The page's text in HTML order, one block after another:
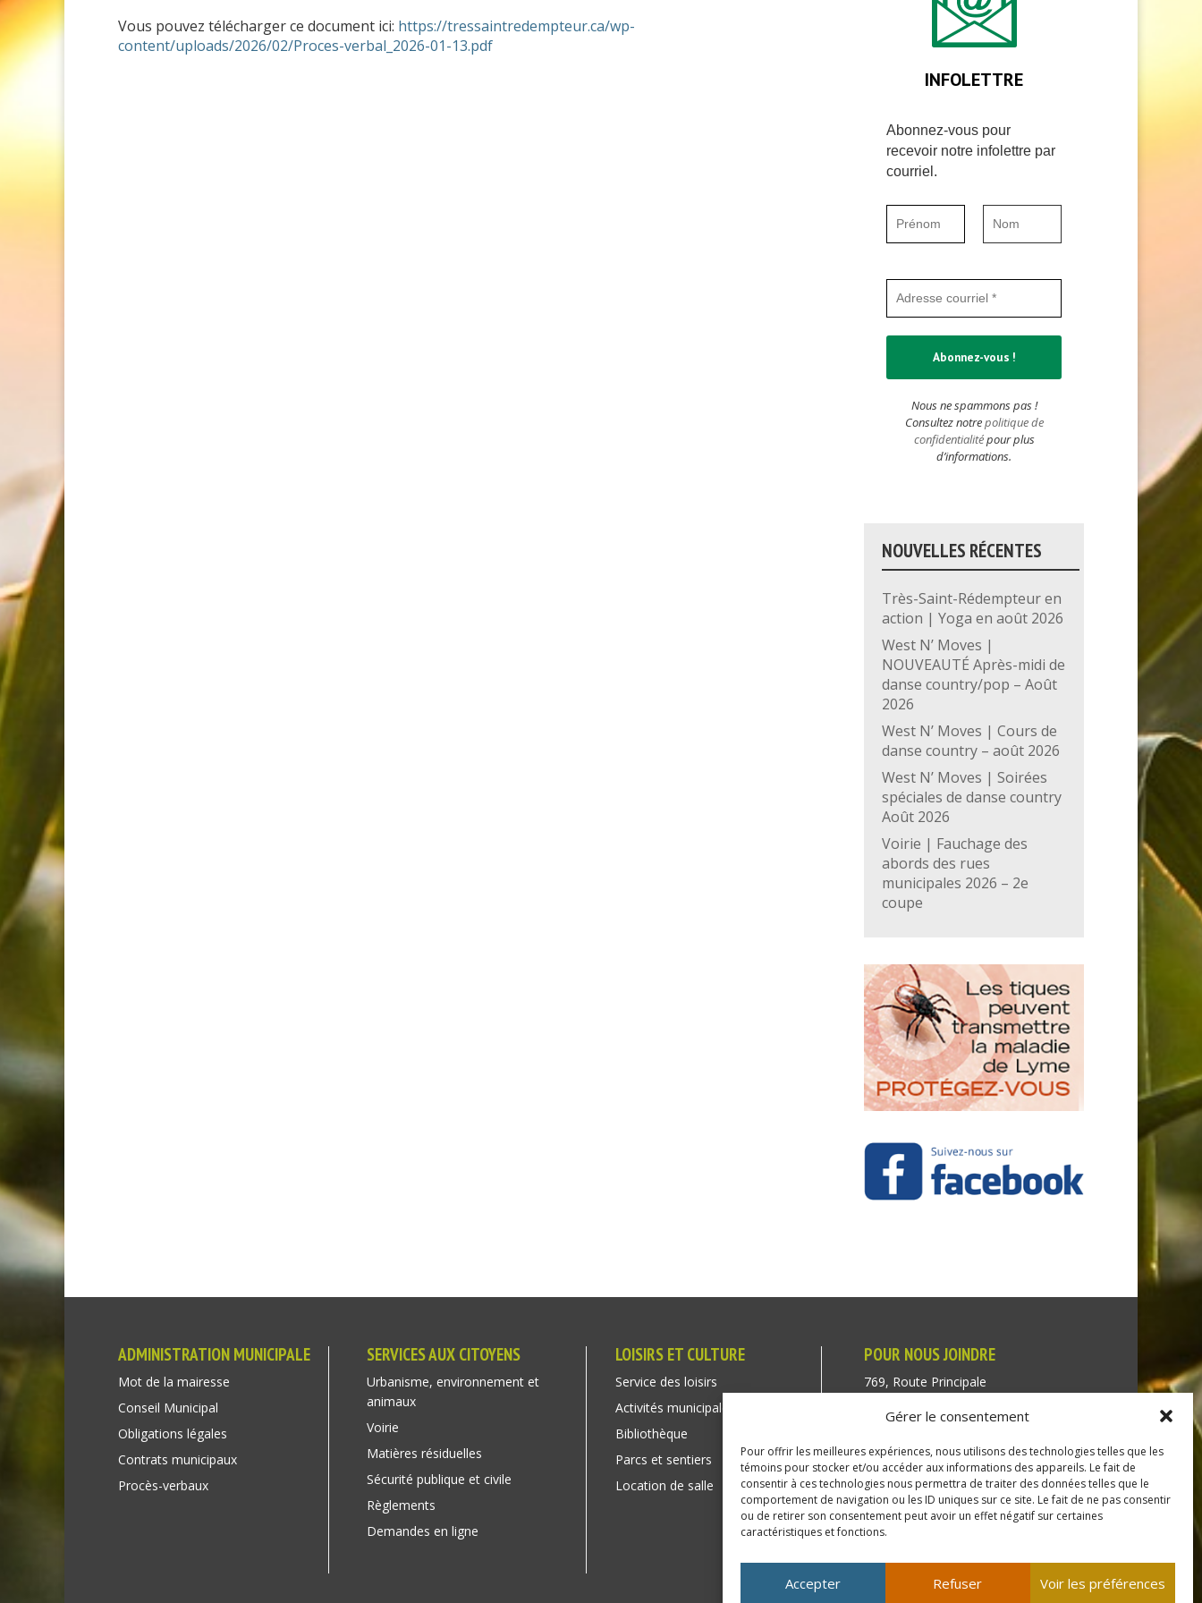
Gérer le consentement
Pour offrir les meilleures expériences, nous utilisons des technologies telles que les
témoins pour stocker et/ou accéder aux informations des appareils. Le fait de
consentir à ces technologies nous permettra de traiter des données telles que le
comportement de navigation ou les ID uniques sur ce site. Le fait de ne pas consentir
ou de retirer son consentement peut avoir un effet négatif sur certaines
caractéristiques et fonctions.
Accepter Refuser Voir les préférences
Vous pouvez télécharger ce document ici: https://tressaintredempteur.ca/wp-
content/uploads/2026/02/Proces-verbal_2026-01-13.pdf
INFOLETTRE
Abonnez-vous pour
recevoir notre infolettre par
courriel.
Nous ne spammons pas !
Consultez notrepolitique de
confidentialitépour plus
d’informations.
NOUVELLES RÉCENTES
Très-Saint-Rédempteur en
action | Yoga en août 2026
West N’ Moves |
NOUVEAUTÉ Après-midi de
danse country/pop – Août
2026
West N’ Moves | Cours de
danse country – août 2026
West N’ Moves | Soirées
spéciales de danse country
Août 2026
Voirie | Fauchage des
abords des rues
municipales 2026 – 2e
coupe
ADMINISTRATION MUNICIPALE
Mot de la mairesse
Conseil Municipal
Obligations légales
Contrats municipaux
Procès-verbaux
SERVICES AUX CITOYENS
Urbanisme, environnement et
animaux
Voirie
Matières résiduelles
Sécurité publique et civile
Règlements
Demandes en ligne
LOISIRS ET CULTURE
Service des loisirs
Activités municipales
Bibliothèque
Parcs et sentiers
Location de salle
POUR NOUS JOINDRE
769, Route Principale
Québec J0P 1P1
Téléphone : (450) 451-5203
Direction générale :
dir@tressaintredempteur.ca
Administration générale :
recep@tressaintredempteur.ca